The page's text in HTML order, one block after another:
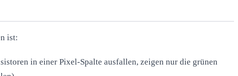
ist:
in einer Pixel-Spalte ausfallen, zeigen nur die grünen